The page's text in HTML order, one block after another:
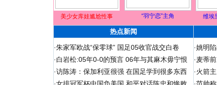
美少女库娃尴尬性事 “羽宁恋”主角 维埃
热点新闻
·朱家军欧战“保零球” 国足05收官战交白卷
·白岩松:05年0-0的预言 06年与其麻木毋宁恨
·访陈涛：保加利亚很强 在国足学到很多东西
·姚明
·麦蒂
·火箭